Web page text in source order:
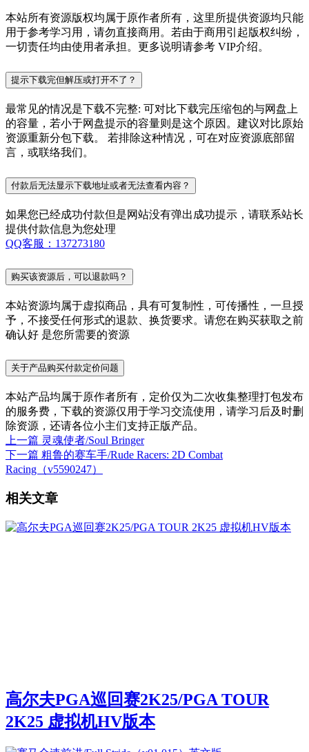
本站所有资源版权均属于原作者所有，这里所提供资源均只能
用于参考学习用，请勿直接商用。若由于商用引起版权纠纷，
一切责任均由使用者承担。更多说明请参考 VIP介绍。
提示下载完但解压或打开不了？
最常见的情况是下载不完整: 可对比下载完压缩包的与网盘上
的容量，若小于网盘提示的容量则是这个原因。建议对比原始
资源重新分包下载。 若排除这种情况，可在对应资源底部留
言，或联络我们。
付款后无法显示下载地址或者无法查看内容？
如果您已经成功付款但是网站没有弹出成功提示，请联系站长
提供付款信息为您处理
QQ客服：137273180
购买该资源后，可以退款吗？
本站资源均属于虚拟商品，具有可复制性，可传播性，一旦授
予，不接受任何形式的退款、换货要求。请您在购买获取之前
确认好 是您所需要的资源
关于产品购买付款定价问题
本站产品均属于原作者所有，定价仅为二次收集整理打包发布
的服务费，下载的资源仅用于学习交流使用，请学习后及时删
除资源，还请各位小主们支持正版产品。
上一篇 灵魂使者/Soul Bringer
下一篇 粗鲁的赛车手/Rude Racers: 2D Combat
Racing（v5590247）
相关文章
高尔夫PGA巡回赛2K25/PGA TOUR
2K25 虚拟机HV版本